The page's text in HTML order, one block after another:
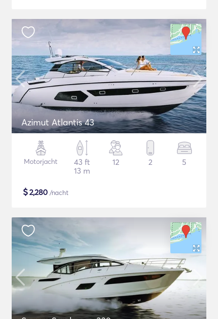
Azimut Atlantis 43
Motorjacht
43 ft
13 m
12 2 5
$2,280 /nacht